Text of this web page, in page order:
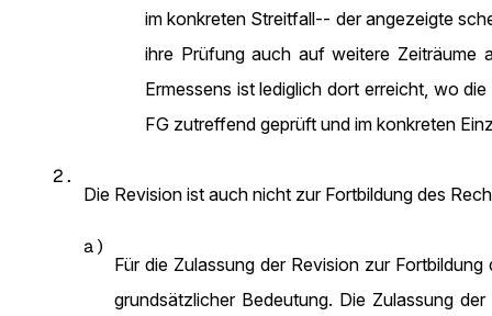
im konkreten Streitfall-- der angezeigte
ihre Prüfung auch auf weitere Zeiträume
Ermessens ist lediglich dort erreicht, wo
FG zutreffend geprüft und im konkreten
2.
Die Revision ist auch nicht zur Fortbildung des
a)
Für die Zulassung der Revision zur
grundsätzlicher Bedeutung. Die Zulassung